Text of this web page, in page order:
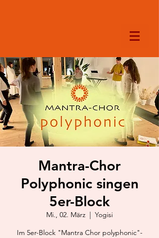
Mantra-Chor
Polyphonic singen
5er-Block
Mi., 02. März
  |
Yogisi
Im 5er-Block "Mantra Chor polyphonic"-